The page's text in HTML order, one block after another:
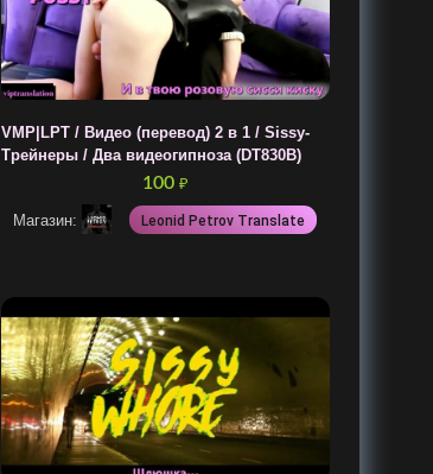
VMP|LPT / Видео (перевод) 2 в 1 / Sissy-
Трейнеры / Два видеогипноза (DT830B)
100 ₽
Магазин: Leonid Petrov Translate